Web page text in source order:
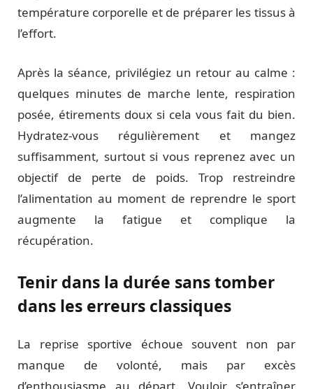
température corporelle et de préparer les tissus à
l’effort.
Après la séance, privilégiez un retour au calme :
quelques minutes de marche lente, respiration
posée, étirements doux si cela vous fait du bien.
Hydratez-vous régulièrement et mangez
suffisamment, surtout si vous reprenez avec un
objectif de perte de poids. Trop restreindre
l’alimentation au moment de reprendre le sport
augmente la fatigue et complique la
récupération.
Tenir dans la durée sans tomber
dans les erreurs classiques
La reprise sportive échoue souvent non par
manque de volonté, mais par excès